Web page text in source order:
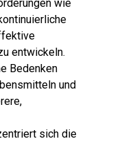
wie
entwickeln.
Bedenken
und
sich die